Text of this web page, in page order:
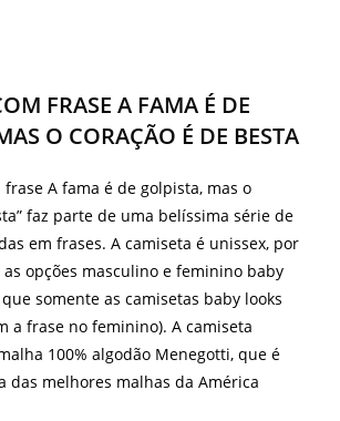
FRASE A FAMA É DE
O CORAÇÃO É DE BESTA
frase A fama é de golpista, mas o
faz parte de uma belíssima série de
em frases. A camiseta é unissex, por
as opções masculino e feminino baby
somente as camisetas baby looks
a frase no feminino). A camiseta
100% algodão Menegotti, que é
das melhores malhas da América